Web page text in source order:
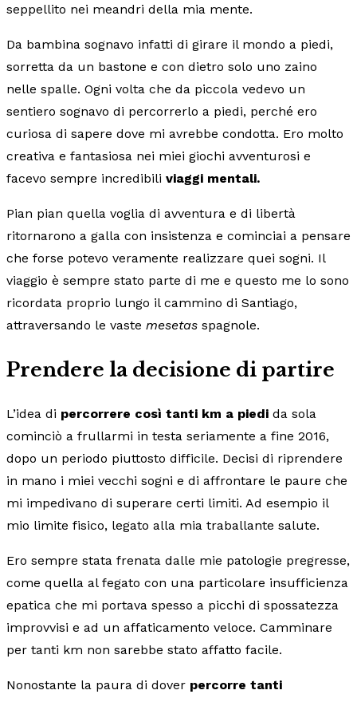
seppellito nei meandri della mia mente.
Da bambina sognavo infatti di girare il mondo a piedi,
sorretta da un bastone e con dietro solo uno zaino
nelle spalle. Ogni volta che da piccola vedevo un
sentiero sognavo di percorrerlo a piedi, perché ero
curiosa di sapere dove mi avrebbe condotta. Ero molto
creativa e fantasiosa nei miei giochi avventurosi e
facevo sempre incredibili viaggi mentali.
Pian pian quella voglia di avventura e di libertà
ritornarono a galla con insistenza e cominciai a pensare
che forse potevo veramente realizzare quei sogni. Il
viaggio è sempre stato parte di me e questo me lo sono
ricordata proprio lungo il cammino di Santiago,
attraversando le vaste mesetas spagnole.
Prendere la decisione di partire
L’idea di percorrere così tanti km a piedi da sola
cominciò a frullarmi in testa seriamente a fine 2016,
dopo un periodo piuttosto difficile. Decisi di riprendere
in mano i miei vecchi sogni e di affrontare le paure che
mi impedivano di superare certi limiti. Ad esempio il
mio limite fisico, legato alla mia traballante salute.
Ero sempre stata frenata dalle mie patologie pregresse,
come quella al fegato con una particolare insufficienza
epatica che mi portava spesso a picchi di spossatezza
improvvisi e ad un affaticamento veloce. Camminare
per tanti km non sarebbe stato affatto facile.
Nonostante la paura di dover percorre tanti